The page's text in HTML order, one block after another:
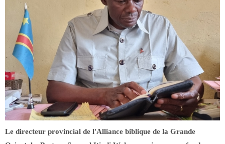
Le directeur provincial de l'Alliance biblique de la Grande